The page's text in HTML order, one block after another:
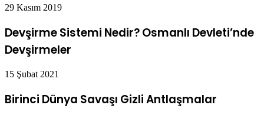
29 Kasım 2019
Devşirme Sistemi Nedir? Osmanlı Devleti’nde
Devşirmeler
15 Şubat 2021
Birinci Dünya Savaşı Gizli Antlaşmalar